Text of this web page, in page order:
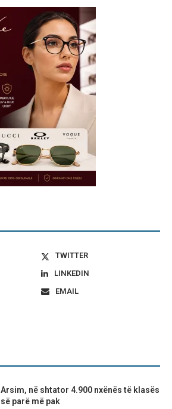
TWITTER
LINKEDIN
EMAIL
Arsim, në shtator 4.900 nxënës të klasës
së parë më pak